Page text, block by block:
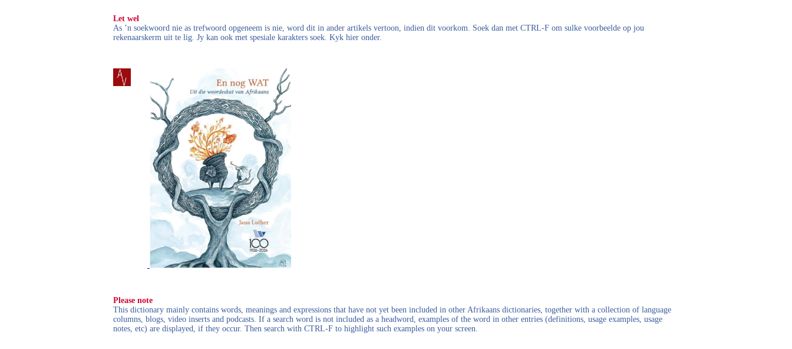
Let wel
As ’n soekwoord nie as trefwoord opgeneem is nie, word dit in ander artikels vertoon, indien dit voorkom. Soek dan met CTRL-F om sulke voorbeelde op jou
rekenaarskerm uit te lig. Jy kan ook met spesiale karakters soek. Kyk hier onder.
Please note
This dictionary mainly contains words, meanings and expressions that have not yet been included in other Afrikaans dictionaries, together with a collection of language
columns, blogs, video inserts and podcasts. If a search word is not included as a headword, examples of the word in other entries (definitions, usage examples, usage
notes, etc) are displayed, if they occur. Then search with CTRL-F to highlight such examples on your screen.